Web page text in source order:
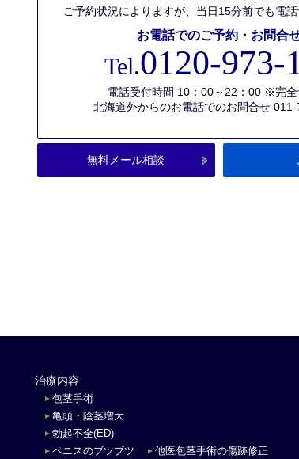
ご予約状況によりますが、当日15分前でも電話
お電話でのご予約・お問合
Tel.0120-973-
電話受付時間 10：00～22：00 ※完全
北海道外からのお電話でのお問合せ
無料メール相談
治療内容
包茎手術
亀頭・陰茎増大
勃起不全(ED)
ペニスのブツブツ
他医包茎手術の傷跡修正